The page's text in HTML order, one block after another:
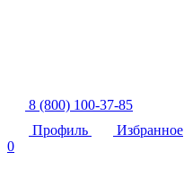
8 (800) 100-37-85
Профиль
Избранное
0